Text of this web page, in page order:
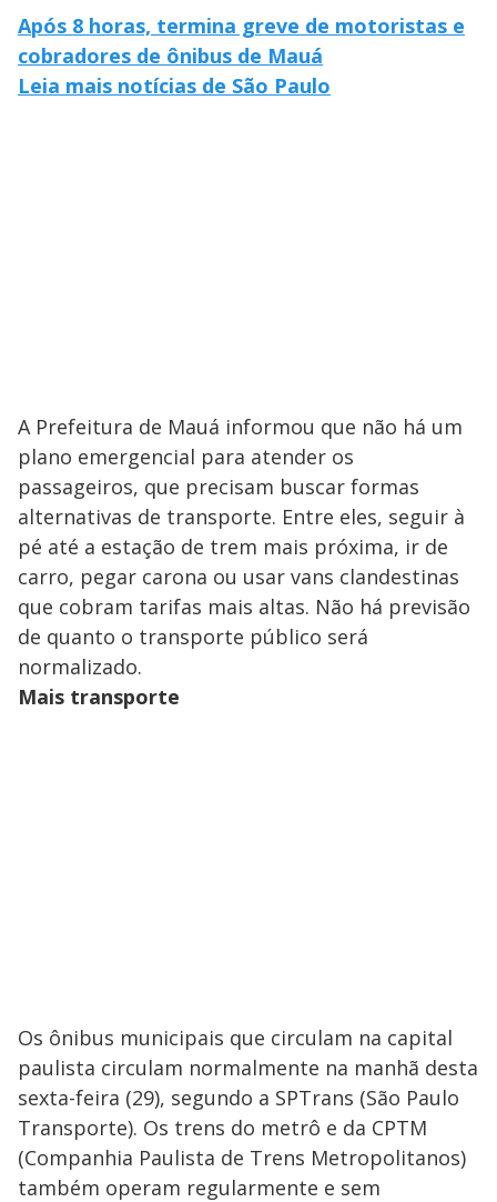
Após 8 horas, termina greve de motoristas e
cobradores de ônibus de Mauá
Leia mais notícias de São Paulo
A Prefeitura de Mauá informou que não há um
plano emergencial para atender os
passageiros, que precisam buscar formas
alternativas de transporte. Entre eles, seguir à
pé até a estação de trem mais próxima, ir de
carro, pegar carona ou usar vans clandestinas
que cobram tarifas mais altas. Não há previsão
de quanto o transporte público será
normalizado.
Mais transporte
Os ônibus municipais que circulam na capital
paulista circulam normalmente na manhã desta
sexta-feira (29), segundo a SPTrans (São Paulo
Transporte). Os trens do metrô e da CPTM
(Companhia Paulista de Trens Metropolitanos)
também operam regularmente e sem